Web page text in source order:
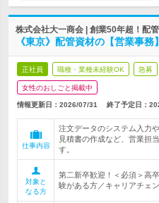
株式会社大一商会 | 創業50年超！配
《東京》配管資材の【営業事
正社員 職種・業種未経験OK 急募
女性のおしごと掲載中
情報更新日：2026/07/31 終了予定日：
仕事内容
注文データのシステム入力
見積書の作成など、営業担
す。
対象と
なる方
第二新卒歓迎！＜必須＞高
験がある方／キャリアチェ